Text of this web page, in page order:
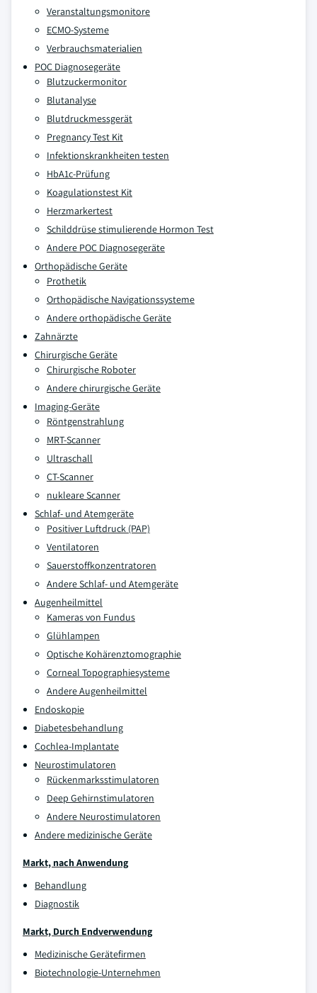
Veranstaltungsmonitore
ECMO-Systeme
Verbrauchsmaterialien
POC Diagnosegeräte
Blutzuckermonitor
Blutanalyse
Blutdruckmessgerät
Pregnancy Test Kit
Infektionskrankheiten testen
HbA1c-Prüfung
Koagulationstest Kit
Herzmarkertest
Schilddrüse stimulierende Hormon Test
Andere POC Diagnosegeräte
Orthopädische Geräte
Prothetik
Orthopädische Navigationssysteme
Andere orthopädische Geräte
Zahnärzte
Chirurgische Geräte
Chirurgische Roboter
Andere chirurgische Geräte
Imaging-Geräte
Röntgenstrahlung
MRT-Scanner
Ultraschall
CT-Scanner
nukleare Scanner
Schlaf- und Atemgeräte
Positiver Luftdruck (PAP)
Ventilatoren
Sauerstoffkonzentratoren
Andere Schlaf- und Atemgeräte
Augenheilmittel
Kameras von Fundus
Glühlampen
Optische Kohärenztomographie
Corneal Topographiesysteme
Andere Augenheilmittel
Endoskopie
Diabetesbehandlung
Cochlea-Implantate
Neurostimulatoren
Rückenmarksstimulatoren
Deep Gehirnstimulatoren
Andere Neurostimulatoren
Andere medizinische Geräte
Markt, nach Anwendung
Behandlung
Diagnostik
Markt, Durch Endverwendung
Medizinische Gerätefirmen
Biotechnologie-Unternehmen